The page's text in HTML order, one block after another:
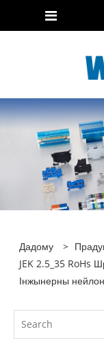
Дадому >
JEK 2.5_35 RoHs
Інжынерны нейлон